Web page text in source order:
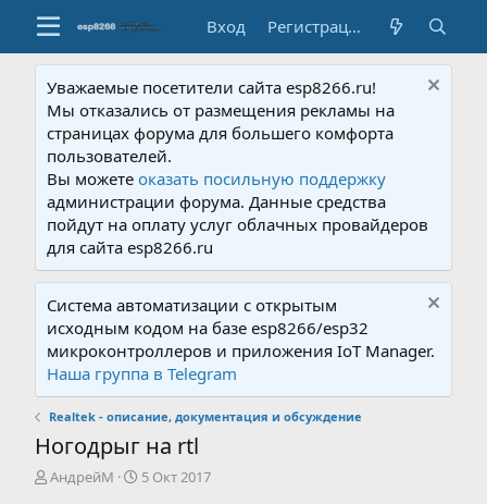
Вход Регистрация
Уважаемые посетители сайта esp8266.ru!
Мы отказались от размещения рекламы на
страницах форума для большего комфорта
пользователей.
Вы можетеоказать посильную поддержку
администрации форума. Данные средства
пойдут на оплату услуг облачных провайдеров
для сайта esp8266.ru
Система автоматизации с открытым
исходным кодом на базе esp8266/esp32
микроконтроллеров и приложения IoT Manager.
Наша группа в Telegram
Realtek - описание, документация и обсуждение
Ногодрыг на rtl
А
АндрейМ
Д
5 Окт 2017